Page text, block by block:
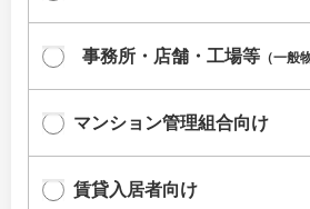
事務所・店舗・工場等 （一般
マンション管理組合向け
賃貸入居者向け